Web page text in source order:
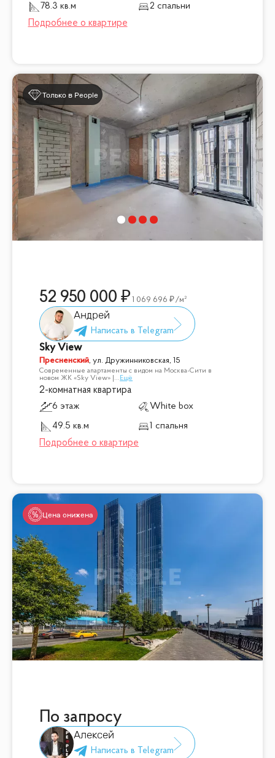
78.3 кв.м 2 спальни
Только в People
52 950 000 1 069 696 /м²
Андрей
Sky View
Пресненский,ул. Дружинниковская, 15
Современные апартаменты с видом на Москва-Сити в
новом ЖК «Sky View» | ... Ещё
2-комнатная квартира
6 этаж
White box
49.5 кв.м
1 спальня
Цена снижена
По запросу
Алексей